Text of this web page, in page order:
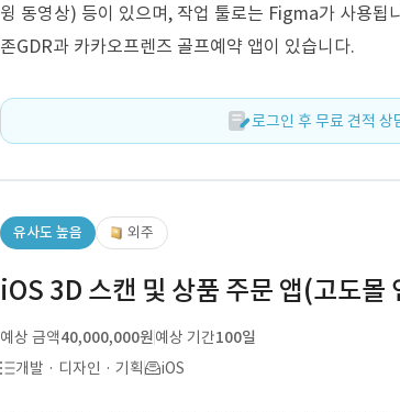
윙 동영상) 등이 있으며, 작업 툴로는 Figma가 사용됩
존GDR과 카카오프렌즈 골프예약 앱이 있습니다.
로그인 후 무료 견적 상
유사도 높음 외주
iOS 3D 스캔 및 상품 주문 앱(고도몰
예상 금액40,000,000원예상 기간100일
개발 · 디자인 · 기획
iOS